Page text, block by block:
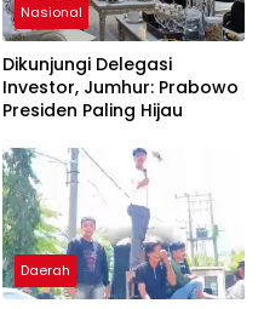
Nasional
Dikunjungi Delegasi
Investor, Jumhur: Prabowo
Presiden Paling Hijau
Daerah